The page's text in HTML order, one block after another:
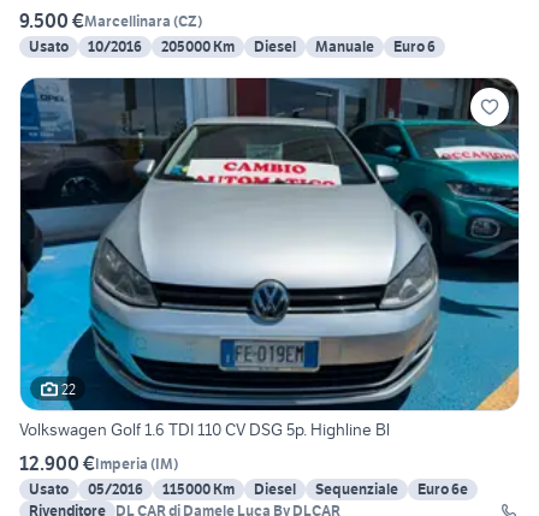
9.500 €Marcellinara (CZ)
Usato
10/2016 205000 Km Diesel Manuale Euro 6
22
Volkswagen Golf 1.6 TDI 110 CV DSG 5p. Highline Bl
12.900 €Imperia (IM)
Usato
05/2016 115000 Km Diesel Sequenziale
Euro 6e
Rivenditore DL CAR di Damele Luca By DLCAR